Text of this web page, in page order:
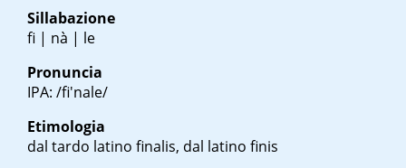
Sillabazione
fi | nà | le
Pronuncia
IPA: /fi'nale/
Etimologia
dal tardo latino finalis, dal latino finis